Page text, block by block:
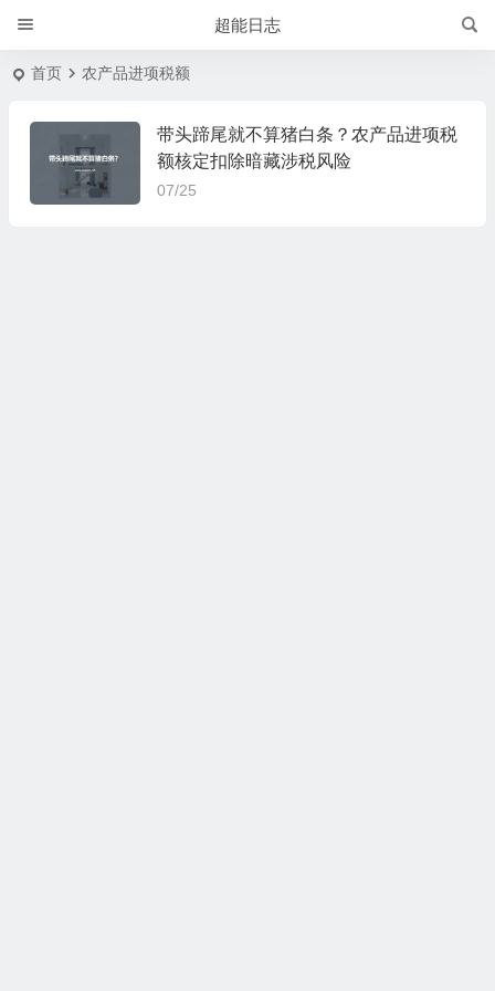
超能日志
首页 农产品进项税额
带头蹄尾就不算猪白条？农产品进项税
额核定扣除暗藏涉税风险
07/25